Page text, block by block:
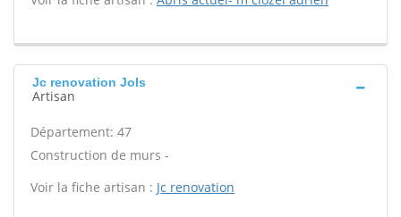
Jc renovation Jols
Artisan
Département: 47
Construction de murs -
Voir la fiche artisan : Jc renovation